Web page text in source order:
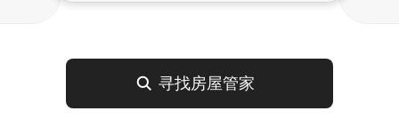
寻找房屋管家